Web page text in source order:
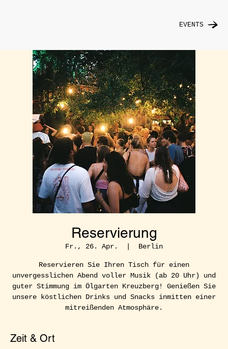
EVENTS
Reservierung
Fr., 26. Apr.
  |
Berlin
Reservieren Sie Ihren Tisch für einen
unvergesslichen Abend voller Musik (ab 20 Uhr) und
guter Stimmung im Ölgarten Kreuzberg! Genießen Sie
unsere köstlichen Drinks und Snacks inmitten einer
mitreißenden Atmosphäre.
Zeit & Ort